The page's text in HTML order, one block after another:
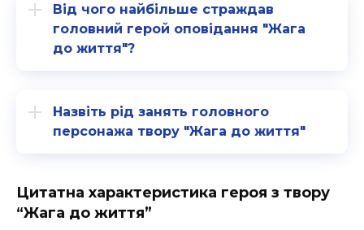
Від чого найбільше страждав
головний герой оповідання "Жага
до життя"?
Назвіть рід занять головного
персонажа твору "Жага до життя"
Цитатна характеристика героя з твору
“Жага до життя”